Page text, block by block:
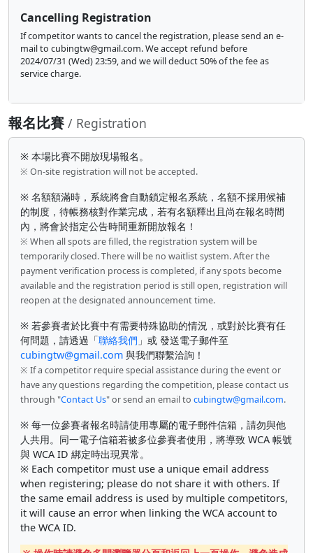
Cancelling Registration
If competitor wants to cancel the registration, please send an e-
mail to cubingtw@gmail.com. We accept refund before
2024/07/31 (Wed) 23:59, and we will deduct 50% of the fee as
service charge.
報名比賽 / Registration
※ 本場比賽不開放現場報名。
※ On-site registration will not be accepted.
※ 名額額滿時，系統將會自動鎖定報名系統，名額不採用候補
的制度，待帳務核對作業完成，若有名額釋出且尚在報名時間
內，將會於指定公告時間重新開放報名！
※ When all spots are filled, the registration system will be
temporarily closed. There will be no waitlist system. After the
payment verification process is completed, if any spots become
available and the registration period is still open, registration will
reopen at the designated announcement time.
※ 若參賽者於比賽中有需要特殊協助的情況，或對於比賽有任
何問題，請透過「聯絡我們 」或 發送電子郵件至
cubingtw@gmail.com 與我們聯繫洽詢！
※ If a competitor require special assistance during the event or
have any questions regarding the competition, please contact us
through "Contact Us" or send an email to cubingtw@gmail.com.
※ 每一位參賽者報名時請使用專屬的電子郵件信箱，請勿與他
人共用。同一電子信箱若被多位參賽者使用，將導致 WCA 帳號
與 WCA ID 綁定時出現異常。
※ Each competitor must use a unique email address
when registering; please do not share it with others. If
the same email address is used by multiple competitors,
it will cause an error when linking the WCA account to
the WCA ID.